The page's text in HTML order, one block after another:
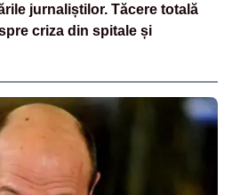
jurnaliștilor. Tăcere totală
criza din spitale și